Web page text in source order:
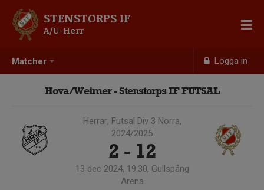
Matcher Logga in
STENSTORPS IF
A/U-Herr
Hova/Weimer - Stenstorps IF FUTSAL
Herrar, Futsal Div 3 Norra,
2024/2025
2 - 12
13 dec 2024, 19:30, Gullspång
Arena